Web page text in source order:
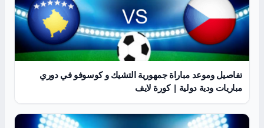
تفاصيل وموعد مباراة جمهورية التشيك و كوسوفو في دوري
مباريات ودية دولية | كورة لايف